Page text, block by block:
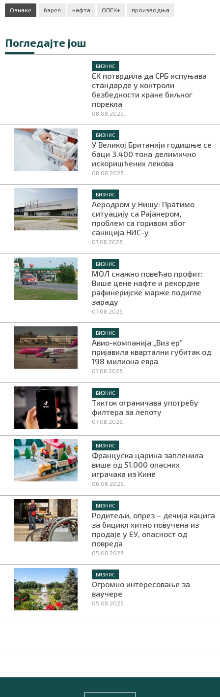
Ознаке барел нафта ОПЕК+ производња
Погледајте још
БИЗНИС
ЕК потврдила да СРБ испуњава
стандарде у контроли
безбедности хране биљног
порекла
08.08.2026.
БИЗНИС
У Великој Британији годишње се
баци 3.400 тона делимично
искоришћених лекова
08.08.2026.
БИЗНИС
Аеродром у Нишу: Пратимо
ситуацију са Рајанером,
проблем са горивом због
санкција НИС-у
07.08.2026.
БИЗНИС
МОЛ снажно повећао профит:
Више цене нафте и рекордне
рафинеријске марже подигле
зараду
07.08.2026.
БИЗНИС
Авио-компанија „Виз ер”
пријавила квартални губитак од
198 милиона евра
07.08.2026.
БИЗНИС
Тикток ограничава употребу
филтера за лепоту
07.08.2026.
БИЗНИС
Француска царина запленила
више од 51.000 опасних
играчака из Кине
06.08.2026.
БИЗНИС
Родитељи, опрез – дечија кацига
за бицикл хитно повучена из
продаје у ЕУ, опасност од
повреда
05.08.2026.
БИЗНИС
Огромно интересовање за
ваучере
05.08.2026.